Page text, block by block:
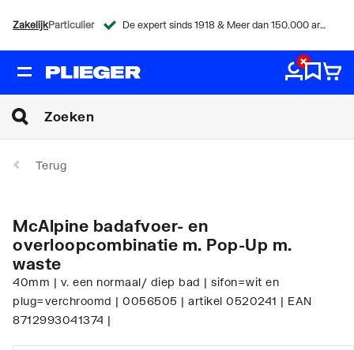
ZakelijkParticulier De expert sinds 1918 & Meer dan 150.000 artikelen
Terug
McAlpine badafvoer- en
overloopcombinatie m. Pop-Up m.
waste
40mm | v. een normaal/ diep bad | sifon=wit en
plug=verchroomd | 0056505 | artikel 0520241 | EAN
8712993041374 |